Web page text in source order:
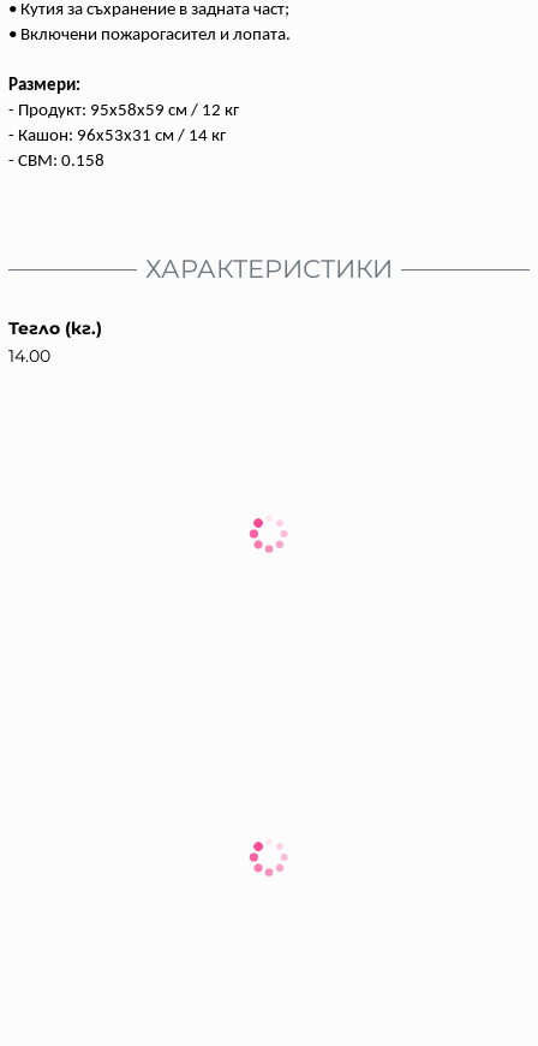
• Кутия за съхранение в задната част;
• Включени пожарогасител и лопата.
Размери:
- Продукт: 95x58x59 см / 12 кг
- Кашон: 96x53x31 см / 14 кг
- CBM: 0.158
ХАРАКТЕРИСТИКИ
Тегло (кг.)
14.00